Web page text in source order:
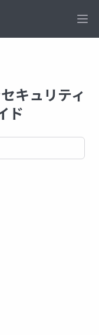
キュリティ
ド